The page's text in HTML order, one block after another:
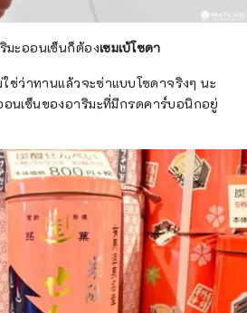
มะออนเซ็นก็ต้องเซมเบ้โซดา
ช่ว่าทานแล้วจะซ่าแบบโซดาจริงๆ นะ
นเซ็นของอาริมะที่มีกรดคาร์บอนิกอยู่